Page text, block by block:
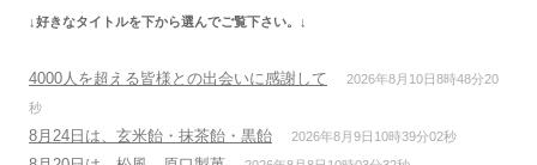
ョ
ン
↓好きなタイトルを下から選んでご覧下さい。↓
4000人を超える皆様との出会いに感謝して
2026年8月10日8時48分20
秒
8月24日は、玄米飴・抹茶飴・黒飴 2026年8月9日10時39分02秒